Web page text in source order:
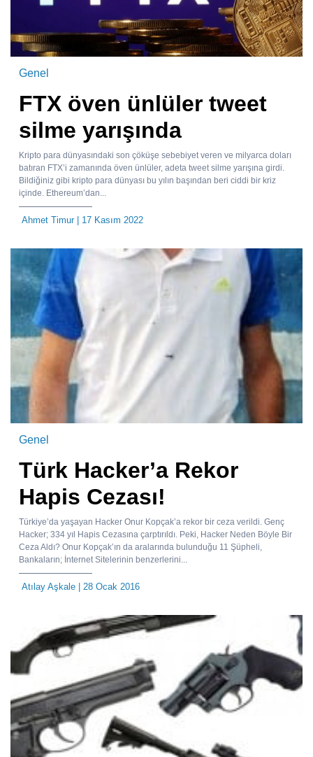
Genel
FTX öven ünlüler tweet
silme yarışında
Kripto para dünyasındaki son çöküşe sebebiyet veren ve milyarca doları
batıran FTX’i zamanında öven ünlüler, adeta tweet silme yarışına girdi.
Bildiğiniz gibi kripto para dünyası bu yılın başından beri ciddi bir kriz
içinde. Ethereum’dan...
Ahmet Timur| 17 Kasım 2022
Genel
Türk Hacker’a Rekor
Hapis Cezası!
Türkiye’da yaşayan Hacker Onur Kopçak’a rekor bir ceza verildi. Genç
Hacker; 334 yıl Hapis Cezasına çarptırıldı. Peki, Hacker Neden Böyle Bir
Ceza Aldı? Onur Kopçak’ın da aralarında bulunduğu 11 Şüpheli,
Bankaların; İnternet Sitelerinin benzerlerini...
Atılay Aşkale | 28 Ocak 2016